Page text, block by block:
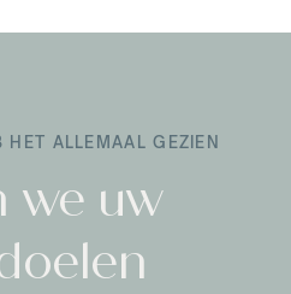
ALLEMAAL GEZIEN
we uw